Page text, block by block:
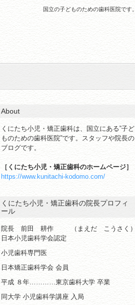
国立の子どものための歯科医院です。
About
くにたち小児・矯正歯科は、国立にある”子ど
ものための歯科医院”です。スタッフや院長の
ブログです。
［くにたち小児・矯正歯科のホームページ］
https://www.kunitachi-kodomo.com/
くにたち小児・矯正歯科の院長プロフィ
ール
院長 前田 耕作 （まえだ こうさく）
日本小児歯科学会認定
小児歯科専門医
日本矯正歯科学会 会員
平成 ８年…………東京歯科大学 卒業
同大学 小児歯科学講座 入局